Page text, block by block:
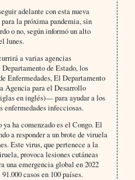
adelante con esta nueva
la próxima pandemia, sin
o no, según informó un alto
lunes.
a varias agencias
de Estado, los
Enfermedades, El Departamento
Agencia para el Desarrollo
en inglés)— para ayudar a los
enfermedades infecciosas.
ha comenzado es el Congo. El
a responder a un brote de viruela
Este virus, que pertenece a la
provoca lesiones cutáneas
una emergencia global en 2022
casos en 100 países.